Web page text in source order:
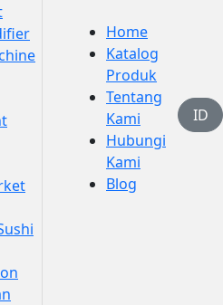
Home
Katalog
Produk
Tentang
Kami
Hubungi
Kami
Blog
ID